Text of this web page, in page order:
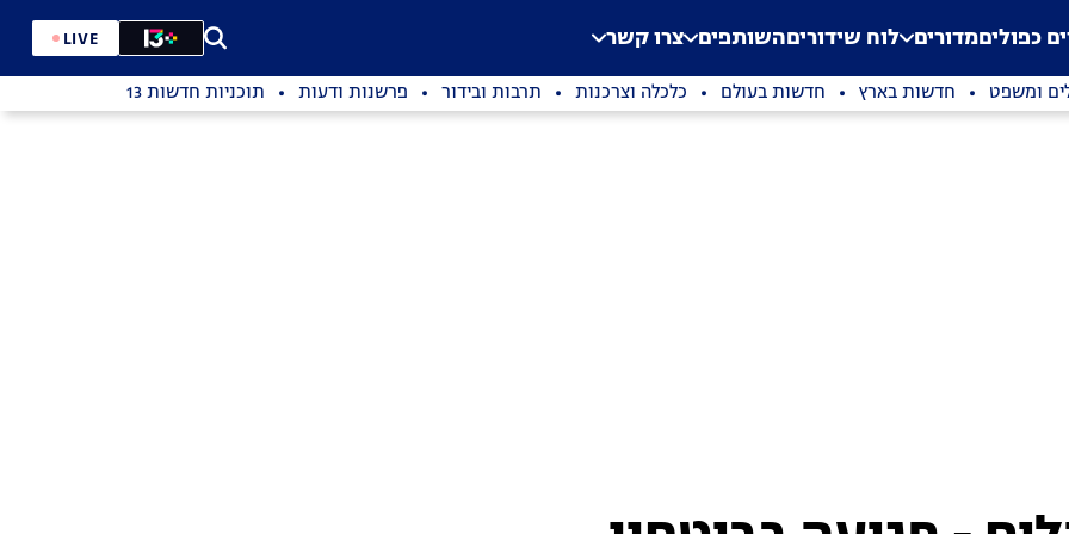
Application error: a
. כפוליםמדורים לוח שידוריםהשותפים צרו קשר LIVE
ומשפט חדשות בארץ חדשות בעולם כלכלה וצרכנות תרבות ובידור פרשנות ודעות תוכניות חדשות 13